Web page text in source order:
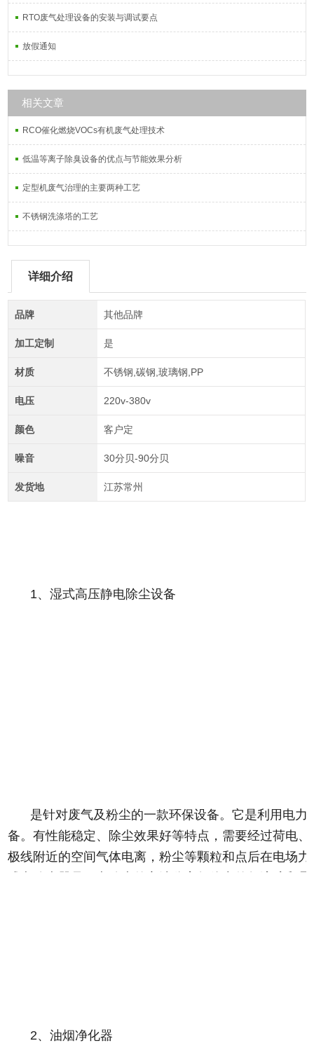
湿式电除尘器是用电除尘的方法分离气体中的气溶胶和悬浮尘粒。
RTO废气处理设备的安装与调试要点
放假通知
相关文章
RCO催化燃烧VOCs有机废气处理技术
低温等离子除臭设备的优点与节能效果分析
定型机废气治理的主要两种工艺
不锈钢洗涤塔的工艺
详细介绍
品牌 其他品牌
加工定制 是
材质 不锈钢,碳钢,玻璃钢,PP
电压 220v-380v
颜色 客户定
噪音 30分贝-90分贝
发货地 江苏常州
1、湿式高压静电除尘设备
是针对废气及粉尘的一款环保设备。它是利用电
备。有性能稳定、除尘效果好等特点，需要经过荷电
极线附近的空间气体电离，粉尘等颗粒和点后在电场
2、油烟净化器